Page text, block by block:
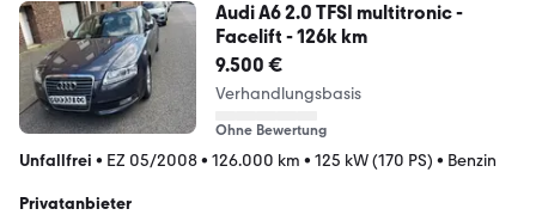
Audi A6 2.0 TFSI multitronic -
Facelift - 126k km
9.500 €
Verhandlungsbasis
Ohne Bewertung
Unfallfrei • EZ 05/2008• 126.000 km • 125 kW (170 PS) • Benzin
Privatanbieter